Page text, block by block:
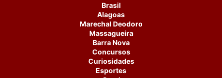
Brasil
Alagoas
Marechal Deodoro
Massagueira
Barra Nova
Concursos
Curiosidades
Esportes